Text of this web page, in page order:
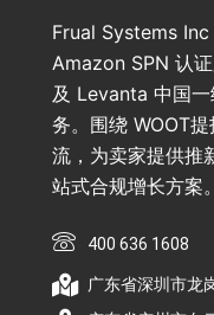
Frual Systems Inc
Amazon SPN 认
及 Levanta 中国
务。围绕 WOOT
流，为卖家提供推
站式合规增长方案。
400 636 1608
广东省深圳市龙